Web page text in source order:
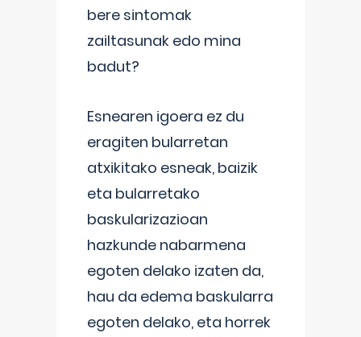
bere sintomak
zailtasunak edo mina
badut?
Esnearen igoera ez du
eragiten bularretan
atxikitako esneak, baizik
eta bularretako
baskularizazioan
hazkunde nabarmena
egoten delako izaten da,
hau da edema baskularra
egoten delako, eta horrek